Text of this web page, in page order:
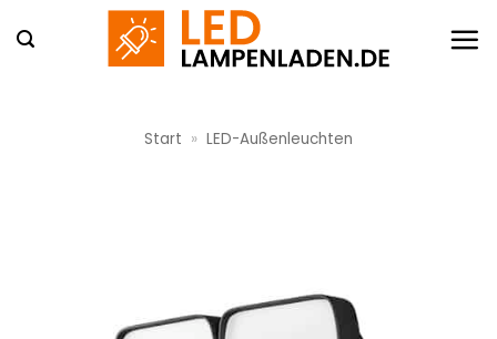
Inhalt
Start » LED-Außenleuchten